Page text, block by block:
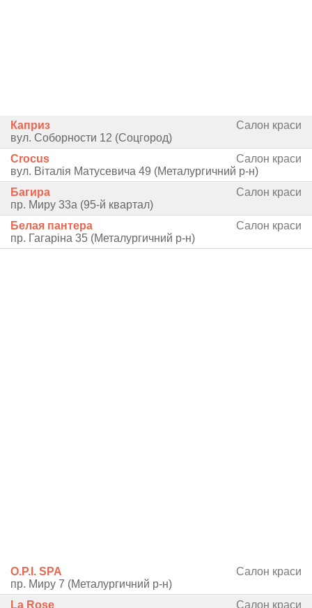
Каприз
Салон краси
вул. Соборности 12 (Соцгород)
Crocus
Салон краси
вул. Віталія Матусевича 49 (Металургичний р-н)
Багира
Салон краси
пр. Миру 33а (95-й квартал)
Белая пантера
Салон краси
пр. Гагаріна 35 (Металургичний р-н)
O.P.I. SPA
Салон краси
пр. Миру 7 (Металургичний р-н)
La Rose
Салон краси